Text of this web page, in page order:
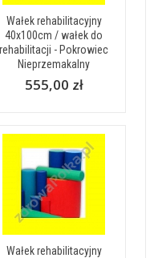
Wałek rehabilitacyjny
40x100cm / wałek do
rehabilitacji - Pokrowiec
Nieprzemakalny
555,00 zł
Wałek rehabilitacyjny